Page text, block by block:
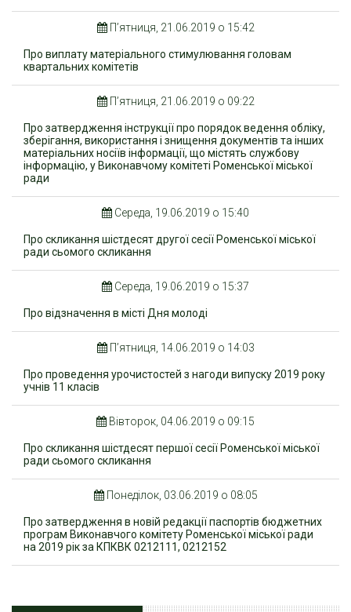
П’ятниця, 21.06.2019 о 15:42
Про виплату матеріального стимулювання головам
квартальних комітетів
П’ятниця, 21.06.2019 о 09:22
Про затвердження інструкції про порядок ведення обліку,
зберігання, використання і знищення документів та інших
матеріальних носіїв інформації, що містять службову
інформацію, у Виконавчому комітеті Роменської міської
ради
Середа, 19.06.2019 о 15:40
Про скликання шістдесят другої сесії Роменської міської
ради сьомого скликання
Середа, 19.06.2019 о 15:37
Про відзначення в місті Дня молоді
П’ятниця, 14.06.2019 о 14:03
Про проведення урочистостей з нагоди випуску 2019 року
учнів 11 класів
Вівторок, 04.06.2019 о 09:15
Про скликання шістдесят першої сесії Роменської міської
ради сьомого скликання
Понеділок, 03.06.2019 о 08:05
Про затвердження в новій редакції паспортів бюджетних
програм Виконавчого комітету Роменської міської ради
на 2019 рік за КПКВК 0212111, 0212152